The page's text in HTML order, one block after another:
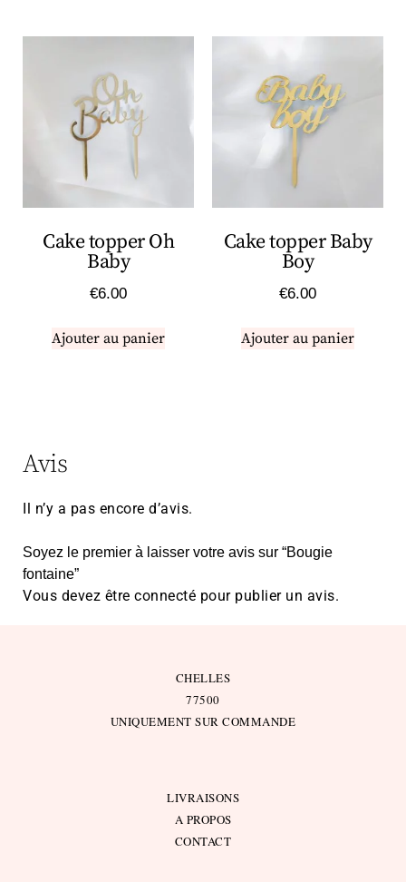
Cake topper Oh
Baby
€6.00
Ajouter au panier
Cake topper Baby
Boy
€6.00
Ajouter au panier
Avis
Il n’y a pas encore d’avis.
Soyez le premier à laisser votre avis sur “Bougie
fontaine”
Vous devez être connecté pour publier un avis.
CHELLES
77500
UNIQUEMENT SUR COMMANDE
LIVRAISONS
A PROPOS
CONTACT